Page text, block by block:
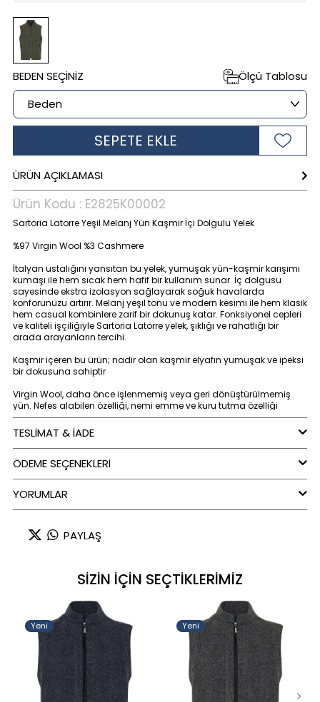
BEDEN SEÇINIZ Ölçü Tablosu
SEPETE EKLE
ÜRÜN AÇIKLAMASI
Ürün Kodu : E2825K00002
Sartoria Latorre Yeşil Melanj Yün Kaşmir İçi Dolgulu Yelek
%97 Virgin Wool %3 Cashmere
İtalyan ustalığını yansıtan bu yelek, yumuşak yün-kaşmir karışımı
kumaşı ile hem sıcak hem hafif bir kullanım sunar. İç dolgusu
sayesinde ekstra izolasyon sağlayarak soğuk havalarda
konforunuzu artırır. Melanj yeşil tonu ve modern kesimi ile hem klasik
hem casual kombinlere zarif bir dokunuş katar. Fonksiyonel cepleri
ve kaliteli işçiliğiyle Sartoria Latorre yelek, şıklığı ve rahatlığı bir
arada arayanların tercihi.
Kaşmir içeren bu ürün; nadir olan kaşmir elyafın yumuşak ve ipeksi
bir dokusuna sahiptir
Virgin Wool, daha önce işlenmemiş veya geri dönüştürülmemiş
yün. Nefes alabilen özelliği, nemi emme ve kuru tutma özelliği
vardır. Yazın sıcağından,kışın da soğuğundan korur.
Sartoria Latorre Italyan ustalığını, kumaş kalitesi, terzillik ve eşsiz
tasarımlarla buluşturuyor
Renk : Yeşil
TESLİMAT & İADE
ÖDEME SEÇENEKLERI
YORUMLAR
PAYLAŞ
SİZİN İÇİN SEÇTİKLERİMİZ
Yeni Yeni